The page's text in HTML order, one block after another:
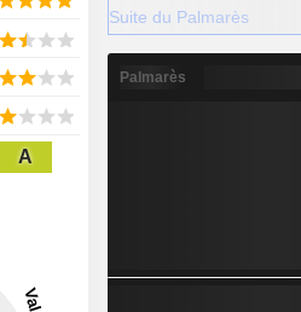
A
Suite du Palmarès
Palmarès